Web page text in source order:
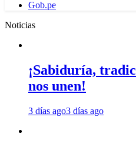
Gob.pe
Noticias
¡Sabiduría,
nos unen!
3 días ago3 días ago